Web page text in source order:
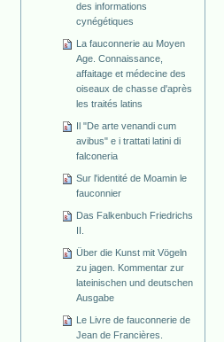
des informations
cynégétiques
La fauconnerie au Moyen
Age. Connaissance,
affaitage et médecine des
oiseaux de chasse d'après
les traités latins
Il "De arte venandi cum
avibus" e i trattati latini di
falconeria
Sur l'identité de Moamin le
fauconnier
Das Falkenbuch Friedrichs
Über die Kunst mit Vögeln
zu jagen. Kommentar zur
lateinischen und deutschen
Ausgabe
Le Livre de fauconnerie de
Jean de Francières.